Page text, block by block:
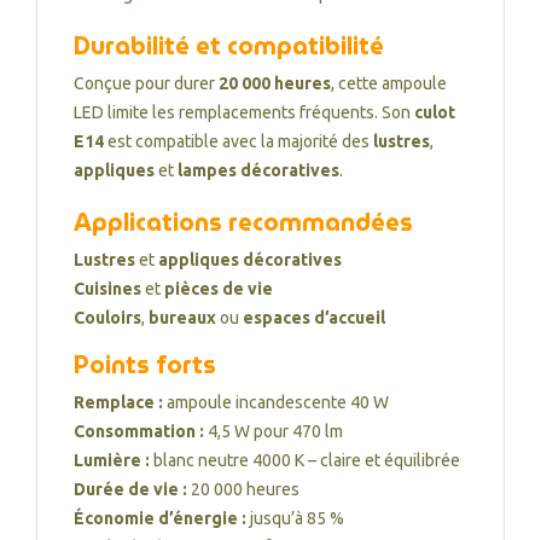
Durabilité et compatibilité
Conçue pour durer 20 000 heures, cette ampoule
LED limite les remplacements fréquents. Son culot
E14est compatible avec la majorité des lustres,
appliqueset lampes décoratives.
Applications recommandées
Lustreset appliques décoratives
Cuisineset pièces de vie
Couloirs, bureauxou espaces d’accueil
Points forts
Remplace : ampoule incandescente 40 W
Consommation : 4,5 W pour 470 lm
Lumière : blanc neutre 4000 K – claire et équilibrée
Durée de vie : 20 000 heures
Économie d’énergie : jusqu’à 85 %